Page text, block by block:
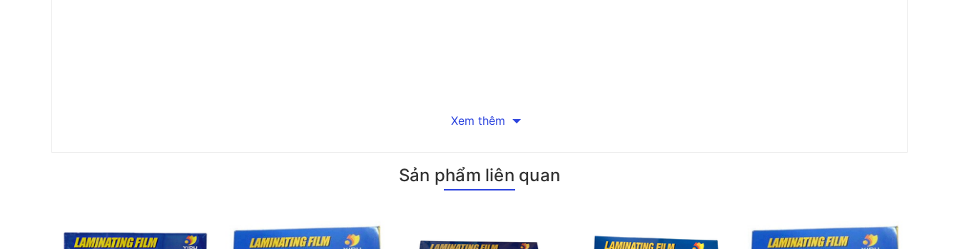
Xem thêm
Sản phẩm liên quan